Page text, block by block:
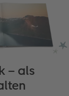
– als